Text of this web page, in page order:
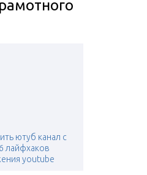
ютуб канал с
лайфхаков
youtube